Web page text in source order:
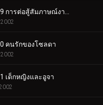
คนรักของโซลดา
เด็กหญิงและอูจา